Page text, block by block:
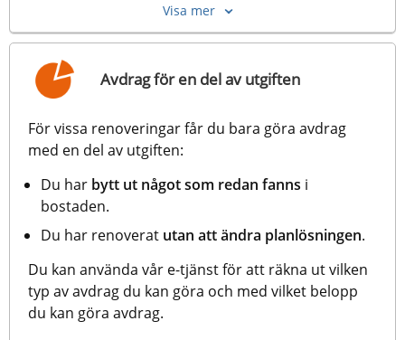
Visa mer
Avdrag för en del av utgiften
För vissa renoveringar får du bara göra avdrag
med en del av utgiften:
Du har bytt ut något som redan fanns i
bostaden.
Du har renoverat utan att ändra planlösningen.
Du kan använda vår e-tjänst för att räkna ut vilken
typ av avdrag du kan göra och med vilket belopp
du kan göra avdrag.